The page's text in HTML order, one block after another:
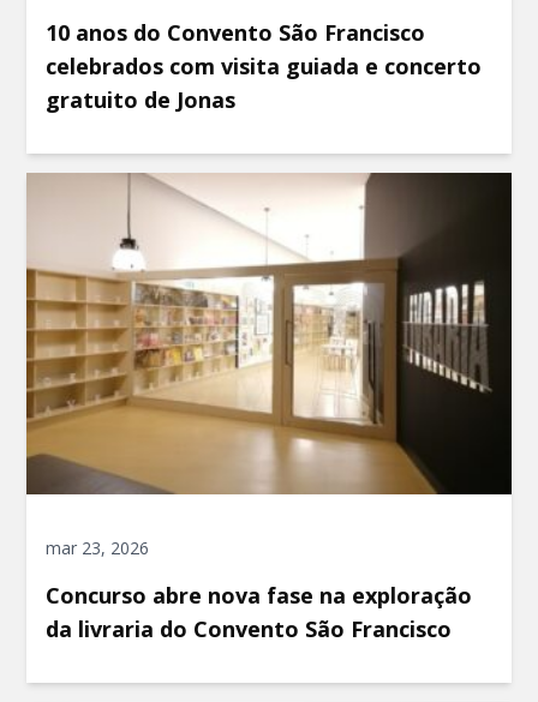
10 anos do Convento São Francisco
celebrados com visita guiada e concerto
gratuito de Jonas
mar 23, 2026
Concurso abre nova fase na exploração
da livraria do Convento São Francisco